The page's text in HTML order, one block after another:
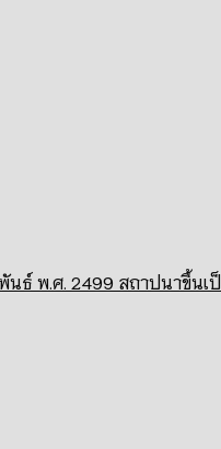
พ.ศ. 2499 สถาปนาขึ้นเ